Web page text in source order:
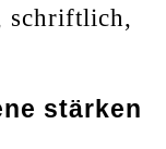
schriftlich,
stärken